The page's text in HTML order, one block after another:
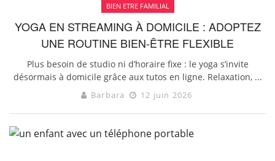
BIEN ETRE FAMILIAL
YOGA EN STREAMING À DOMICILE : ADOPTEZ
UNE ROUTINE BIEN-ÊTRE FLEXIBLE
Plus besoin de studio ni d’horaire fixe : le yoga s’invite
désormais à domicile grâce aux tutos en ligne. Relaxation, ...
Barbara 12 juin 2026